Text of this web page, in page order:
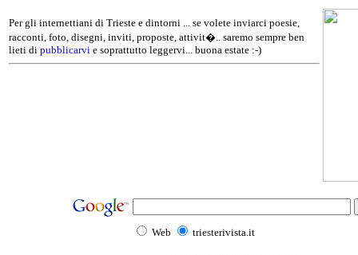
Per gli internettiani di Trieste e dintorni ... se volete inviarci poesie,
racconti, foto, disegni, inviti, proposte, attivit�.. saremo sempre ben
lieti di pubblicarvi e soprattutto leggervi... buona estate :-)
Web triesterivista.it